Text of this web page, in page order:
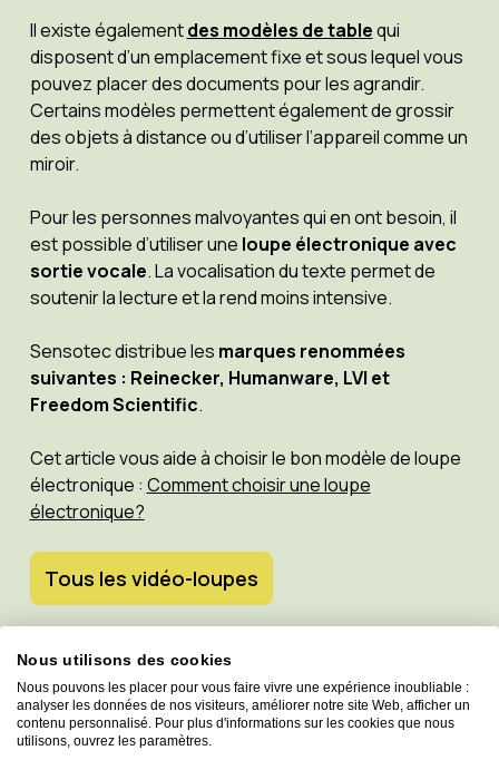
Il existe égalementdes modèles de tablequi
disposent d’un emplacement fixe et sous lequel vous
pouvez placer des documents pour les agrandir.
Certains modèles permettent également de grossir
des objets à distance ou d’utiliser l’appareil comme un
miroir.
Pour les personnes malvoyantes qui en ont besoin, il
est possible d’utiliser une loupe électronique avec
sortie vocale. La vocalisation du texte permet de
soutenir la lecture et la rend moins intensive.
Sensotec distribue les marques renommées
suivantes : Reinecker, Humanware, LVI et
Freedom Scientific.
Cet article vous aide à choisir le bon modèle de loupe
électronique : Comment choisir une loupe
électronique?
Tous les vidéo-loupes
Nous utilisons des cookies
Nous pouvons les placer pour vous faire vivre une expérience inoubliable :
analyser les données de nos visiteurs, améliorer notre site Web, afficher un
contenu personnalisé. Pour plus d'informations sur les cookies que nous
utilisons, ouvrez les paramètres.